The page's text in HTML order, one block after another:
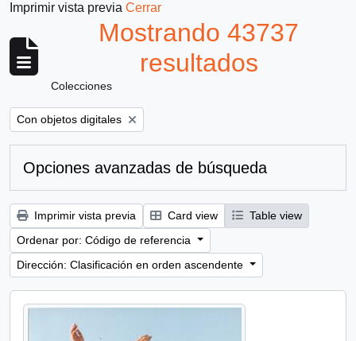
Imprimir vista previa Cerrar
Mostrando 43737
resultados
Colecciones
Remove filter:
Con objetos digitales
Opciones avanzadas de búsqueda
Imprimir vista previa Card view
Table view
Ordenar por: Código de referencia
Dirección: Clasificación en orden ascendente